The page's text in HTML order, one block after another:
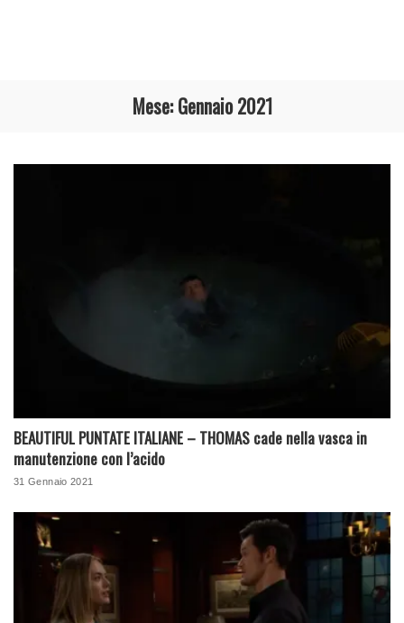
Mese:Gennaio 2021
BEAUTIFUL PUNTATE ITALIANE – THOMAS cade nella vasca in
manutenzione con l’acido
31 Gennaio 2021